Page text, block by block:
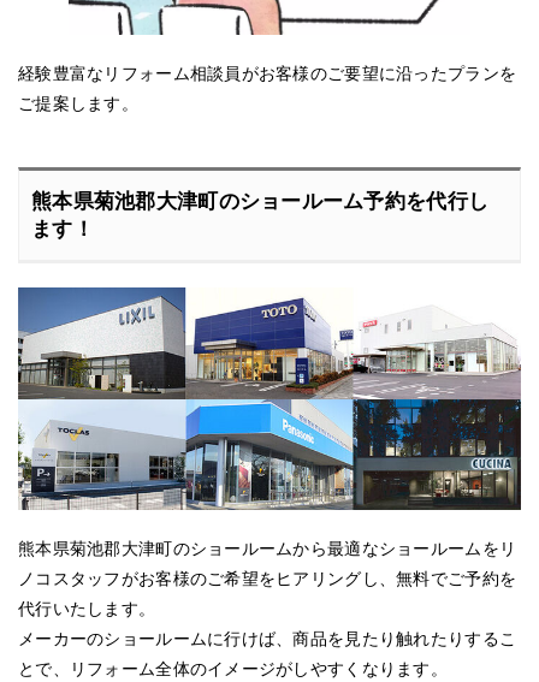
経験豊富なリフォーム相談員がお客様のご要望に沿ったプランを
ご提案します。
熊本県菊池郡大津町のショールーム予約を代行し
ます！
熊本県菊池郡大津町のショールームから最適なショールームをリ
ノコスタッフがお客様のご希望をヒアリングし、無料でご予約を
代行いたします。
メーカーのショールームに行けば、商品を見たり触れたりするこ
とで、リフォーム全体のイメージがしやすくなります。